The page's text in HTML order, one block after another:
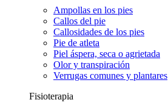
Ampollas en los pies
Callos del pie
Callosidades de los pies
Pie de atleta
Piel áspera, seca o agrietada
Olor y transpiración
Verrugas comunes y plantares
Fisioterapia